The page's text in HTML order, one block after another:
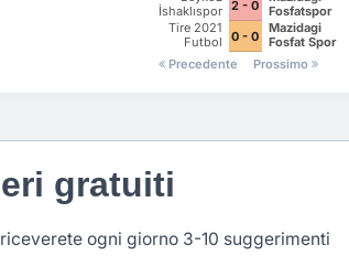
İshaklıspor 2 - 0
Fosfatspor
Tire 2021
Futbol
Kulubu
0 - 0
Mazidagi
Fosfat Spor
Kulubu
Precedente Prossimo
gratuiti
ogni giorno 3-10 suggerimenti